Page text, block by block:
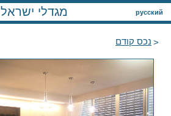
русский מגדלי ישראל
נכס קודם